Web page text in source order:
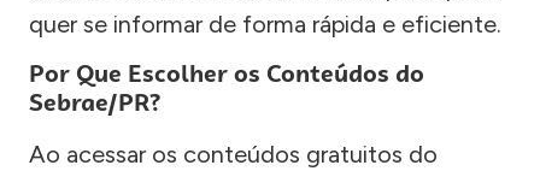
quer se informar de forma rápida e eficiente.
Por Que Escolher os Conteúdos do
Sebrae/PR?
Ao acessar os conteúdos gratuitos do